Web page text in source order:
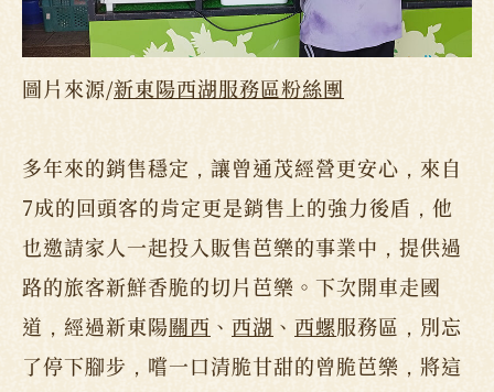
圖片來源/新東陽西湖服務區粉絲團
多年來的銷售穩定，讓曾通茂經營更安心，來自
7成的回頭客的肯定更是銷售上的強力後盾，他
也邀請家人一起投入販售芭樂的事業中，提供過
路的旅客新鮮香脆的切片芭樂。下次開車走國
道，經過新東陽關西 、 西湖 、 西螺服務區，別忘
了停下腳步，嚐一口清脆甘甜的曾脆芭樂，將這